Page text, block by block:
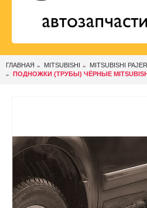
ГЛАВНАЯ MITSUBISHI
MITSUBISHI
ПОДНОЖКИ (ТРУБЫ) ЧЁРНЫЕ MITSUBISHI